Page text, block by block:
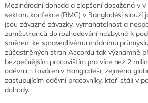
Mezinárodní dohoda a zlepšení dosažená v
sektoru konfekce (RMG) v Bangladéši slouží
jsou závazné závazky, vymahatelnost a
zaměstnanců do rozhodování nezbytné k
směrem ke spravedlivému módnímu
zúčastněných stran Accordu tak významně
bezpečnějším pracovištím pro více než 2
oděvních továren v Bangladéši, zejména
zastupujícím oděvní pracovníky, kteří stáli v
dohody.